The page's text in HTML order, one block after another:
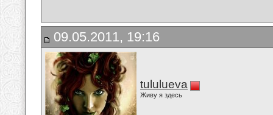
09.05.2011, 19:16
tululueva
Живу я здесь